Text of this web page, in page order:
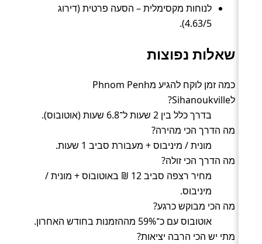
לנוחות מקסימלית – הסעה פרטית (דירוג
4.63/5).
שאלות נפוצות
כמה זמן לוקח להגיע מPhnom Penh
לSihanoukville?
בדרך כלל בין 2 שעות ל־6.8 שעות (אוטובוס).
מה הדרך הכי מהירה?
מונית / מיניבוס + מעבורת סביב 1 שעות.
מה הדרך הכי זולה?
מחיר רצפה סביב 12 ₪ באוטובוס + מונית /
מיניבוס.
מה הכי מבוקש כרגע?
אוטובוס עם כ־59% מההזמנות בחודש האחרון.
מתי יש הכי הרבה יציאות?